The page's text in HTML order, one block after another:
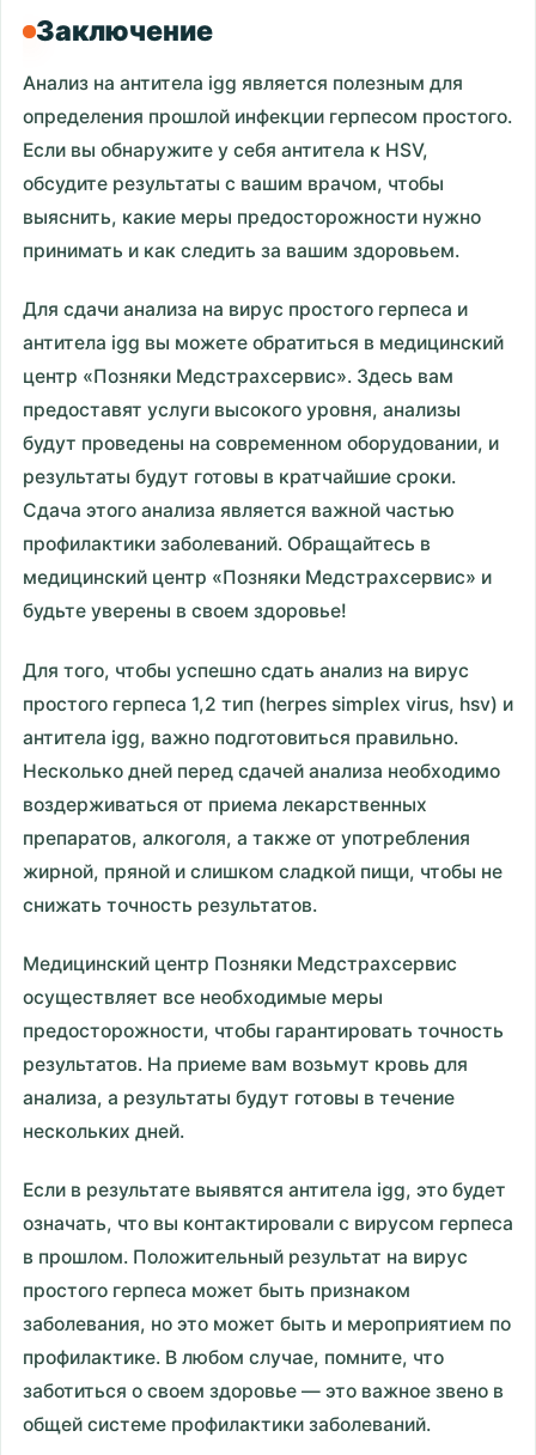
Заключение
Анализ на антитела igg является полезным для
определения прошлой инфекции герпесом простого.
Если вы обнаружите у себя антитела к HSV,
обсудите результаты с вашим врачом, чтобы
выяснить, какие меры предосторожности нужно
принимать и как следить за вашим здоровьем.
Для сдачи анализа на вирус простого герпеса и
антитела igg вы можете обратиться в медицинский
центр «Позняки Медстрахсервис». Здесь вам
предоставят услуги высокого уровня, анализы
будут проведены на современном оборудовании, и
результаты будут готовы в кратчайшие сроки.
Сдача этого анализа является важной частью
профилактики заболеваний. Обращайтесь в
медицинский центр «Позняки Медстрахсервис» и
будьте уверены в своем здоровье!
Для того, чтобы успешно сдать анализ на вирус
простого герпеса 1,2 тип (herpes simplex virus, hsv) и
антитела igg, важно подготовиться правильно.
Несколько дней перед сдачей анализа необходимо
воздерживаться от приема лекарственных
препаратов, алкоголя, а также от употребления
жирной, пряной и слишком сладкой пищи, чтобы не
снижать точность результатов.
Медицинский центр Позняки Медстрахсервис
осуществляет все необходимые меры
предосторожности, чтобы гарантировать точность
результатов. На приеме вам возьмут кровь для
анализа, а результаты будут готовы в течение
нескольких дней.
Если в результате выявятся антитела igg, это будет
означать, что вы контактировали с вирусом герпеса
в прошлом. Положительный результат на вирус
простого герпеса может быть признаком
заболевания, но это может быть и мероприятием по
профилактике. В любом случае, помните, что
заботиться о своем здоровье — это важное звено в
общей системе профилактики заболеваний.